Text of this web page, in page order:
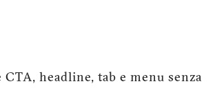
headline, tab e menu senza